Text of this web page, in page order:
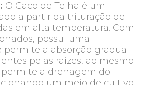
O Caco de Telha é um
a partir da trituração de
em alta temperatura. Com
possui uma
permite a absorção gradual
pelas raízes, ao mesmo
a drenagem do
um meio de cultivo